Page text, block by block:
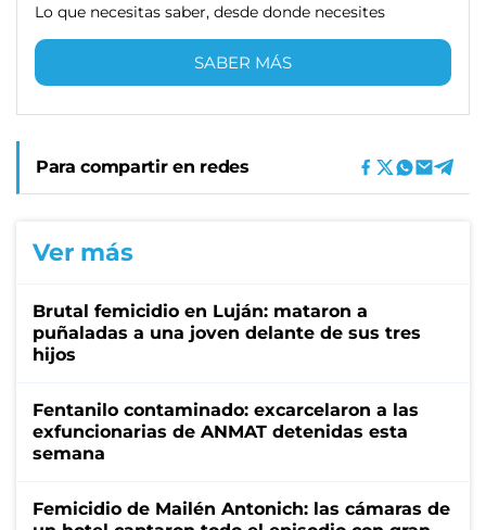
Lo que necesitas saber, desde donde necesites
SABER MÁS
Para compartir en redes
Ver más
Brutal femicidio en Luján: mataron a
puñaladas a una joven delante de sus tres
hijos
Fentanilo contaminado: excarcelaron a las
exfuncionarias de ANMAT detenidas esta
semana
Femicidio de Mailén Antonich: las cámaras de